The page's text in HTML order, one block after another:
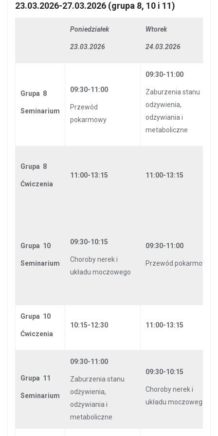
23.03.2026-27.03.2026 (grupa 8, 10 i 11)
Poniedziałek
23.03.2026
Wtorek
24.03.2026
Grupa 8
Seminarium
09:30-11:00
Przewód
pokarmowy
09:30-11:00
Zaburzenia stanu
odżywienia,
odżywiania i
metaboliczne
Grupa 8
Ćwiczenia
11:00-13:15 11:00-13:15
Grupa 10
Seminarium
09:30-10:15
Choroby nerek i
układu moczowego
09:30-11:00
Przewód pokarmowy
Grupa 10
Ćwiczenia
10:15-12:30 11:00-13:15
Grupa 11
Seminarium
09:30-11:00
Zaburzenia stanu
odżywienia,
odżywiania i
metaboliczne
09:30-10:15
Choroby nerek i
układu moczowego